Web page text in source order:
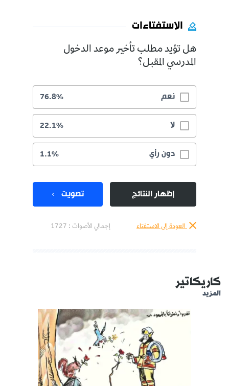
الاستفتاءات
هل تؤيد مطلب تأخير موعد الدخول
المدرسي المقبل؟
نعم 76.8%
لا 22.1%
دون رأي 1.1%
إظهار النتائج تصويت
العودة إلى الاستفتاء إجمالي الأصوات : 1727
كاريكاتير
المزيد